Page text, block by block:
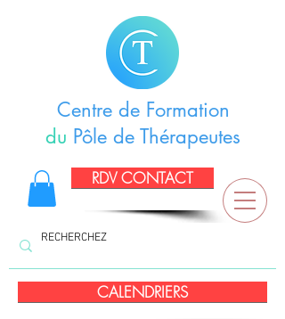
Centre de Formation
du Pôle de Thérapeutes
RDV CONTACT
CALENDRIERS